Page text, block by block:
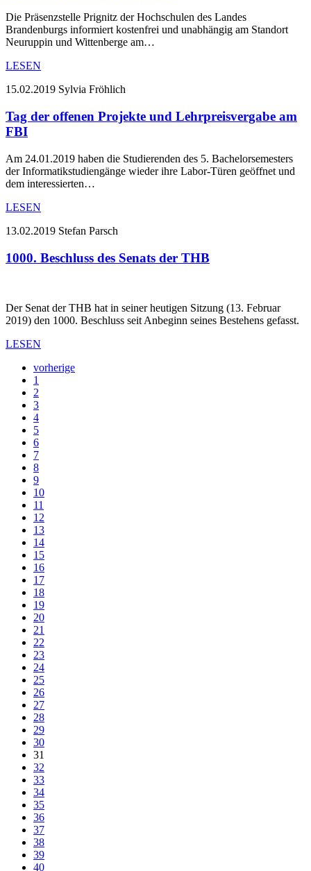
Die Präsenzstelle Prignitz der Hochschulen des Landes
Brandenburgs informiert kostenfrei und unabhängig am Standort
Neuruppin und Wittenberge am…
LESEN
15.02.2019 Sylvia Fröhlich
Tag der offenen Projekte und Lehrpreisvergabe am
FBI
Am 24.01.2019 haben die Studierenden des 5. Bachelorsemesters
der Informatikstudiengänge wieder ihre Labor-Türen geöffnet und
dem interessierten…
LESEN
13.02.2019 Stefan Parsch
1000. Beschluss des Senats der THB
Der Senat der THB hat in seiner heutigen Sitzung (13. Februar
2019) den 1000. Beschluss seit Anbeginn seines Bestehens gefasst.
LESEN
vorherige
1
2
3
4
5
6
7
8
9
10
11
12
13
14
15
16
17
18
19
20
21
22
23
24
25
26
27
28
29
30
31
32
33
34
35
36
37
38
39
40